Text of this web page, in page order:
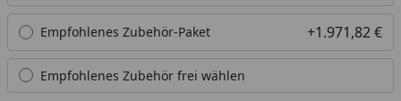
Empfohlenes Zubehör-Paket +1.971,82 €
Empfohlenes Zubehör frei wählen